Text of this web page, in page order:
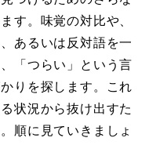
す。味覚の対比や、
あるいは反対語を一
「つらい」という言
りを探します。これ
状況から抜け出すた
順に見ていきましょ